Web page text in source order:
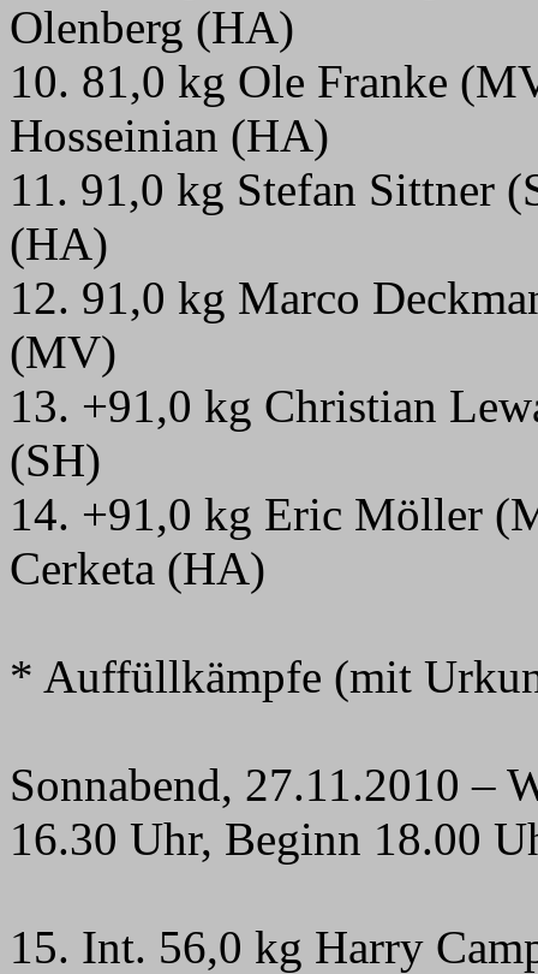
Olenberg (HA)
10. 81,0 kg Ole Franke
Hosseinian (HA)
11. 91,0 kg Stefan Sittner
(HA)
12. 91,0 kg Marco
(MV)
13. +91,0 kg Christian
(SH)
14. +91,0 kg Eric Möller
Cerketa (HA)
* Auffüllkämpfe (mit
Sonnabend, 27.11.2010 –
16.30 Uhr, Beginn 18.00
15. Int. 56,0 kg Harry